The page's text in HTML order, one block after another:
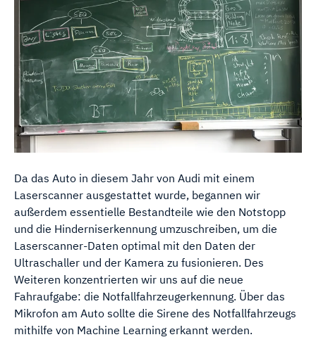
Da das Auto in diesem Jahr von Audi mit einem
Laserscanner ausgestattet wurde, begannen wir
außerdem essentielle Bestandteile wie den Notstopp
und die Hinderniserkennung umzuschreiben, um die
Laserscanner-Daten optimal mit den Daten der
Ultraschaller und der Kamera zu fusionieren. Des
Weiteren konzentrierten wir uns auf die neue
Fahraufgabe: die Notfallfahrzeugerkennung. Über das
Mikrofon am Auto sollte die Sirene des Notfallfahrzeugs
mithilfe von Machine Learning erkannt werden.